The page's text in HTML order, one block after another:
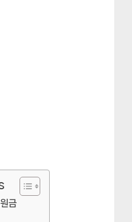
금